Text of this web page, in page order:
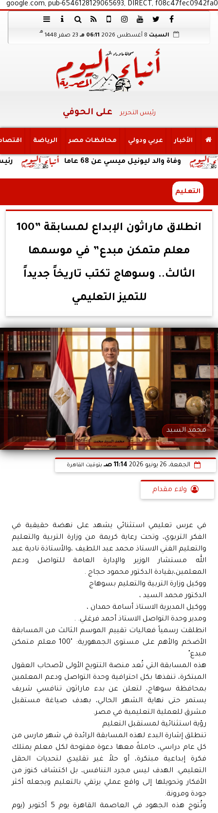
google.com, pub-6546128129065693, DIRECT, f08c47fec0942fa0
السبت 06:11 مـ 23 صفر 1448
هـ
رئيس التحرير على الحوفي
الأخبار عربي ودولي محافظات مصر الرياضة
رئيس هيئة والد ليونيل ميسي عن 68 عاما
التعليم
انطلاق ماراثون الإبداع لمسابقة ”100
معلم متمكن مبدع” في موسمها
الثالث.. وسوهاج تكتب تاريخاً جديداً
للتميز التعليمي
محمد السيد
الجمعة، 26 يونيو 2026 11:14 صـ بتوقيت القاهرة
ولاء مقدام
في عرس تعليمي استثنائي يشهد على نهضة حقيقية في
الفكر التربوي، وتحت رعاية كريمة من وزارة التربية والتعليم
والتعليم الفني الاستاذ محمد عبد اللطيف ،والأستاذة نادية عبد
الله مستشار الوزير والإدارة العامة للتواصل ودعم
المعلمين،بقيادة الدكتور محمود حجاج .
ووكيل وزارة التربية والتعليم بسوهاج
الدكتور محمد السيد ،
ووكيل المديرية الاستاذ أسامة حمدان ،
ومدير وحدة التواصل الاستاذ أحمد فرغلي. .
انطلقت رسمياً فعاليات تقييم الموسم الثالث من المسابقة
الأضخم والأهم على مستوى الجمهورية: "100 معلم متمكن
مبدع"
هذه المسابقة التي تُعد منصة التتويج الأولى لأصحاب العقول
المبتكرة، تنفذها بكل احترافية وحدة التواصل ودعم المعلمين
بمحافظة سوهاج، لتعلن عن بدء ماراثون تنافسي شريف
يستمر حتى نهاية الشهر الحالي، بهدف صياغة مستقبل
مشرق للعملية التعليمية في مصر.
رؤية استثنائية لمستقبل التعليم
تنطلق إشارة البدء لهذه المسابقة الرائدة في شهر مارس من
كل عام دراسي، حاملةً معها دعوة مفتوحة لكل معلم يمتلك
فكرة إبداعية مبتكرة، أو حلاً غير تقليدي لتحديات الحقل
التعليمي. الهدف ليس مجرد التنافس، بل اكتشاف كنوز من
الأفكار وتحويلها إلى واقع عملي يرتقي بالتعليم ويجعله أكثر
جودة ومرونة.
وتُتوج هذه الجهود في العاصمة القاهرة يوم 5 أكتوبر (يوم